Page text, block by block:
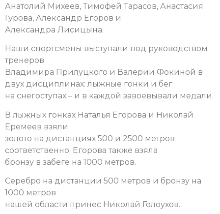
Анатолий Михеев, Тимофей Тарасов, Анастасия
Гурова, Александр Егоров и
Александра Лисицына.
Наши спортсмены выступали под руководством
тренеров
Владимира Прилуцкого и Валерии Фокиной в
двух дисциплинах: лыжные гонки и бег
на снегоступах – и в каждой завоевывали медали.
В лыжных гонках Наталья Егорова и Николай
Еремеев взяли
золото на дистанциях 500 и 2500 метров
соответственно. Егорова также взяла
бронзу в забеге на 1000 метров.
Серебро на дистанции 500 метров и бронзу на
1000 метров
нашей области принес Николай Голоухов.